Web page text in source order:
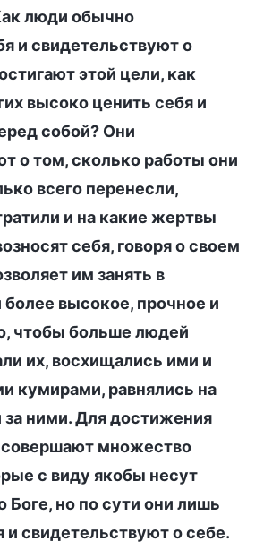
люди обычно
и свидетельствуют о
этой цели, как
высоко ценить себя и
собой? Они
о том, сколько работы они
всего перенесли,
и на какие жертвы
себя, говоря о своем
им занять в
высокое, прочное и
чтобы больше людей
их, восхищались ими и
кумирами, равнялись на
за ними. Для достижения
множество
с виду якобы несут
Боге, но по сути они лишь
свидетельствуют о себе.